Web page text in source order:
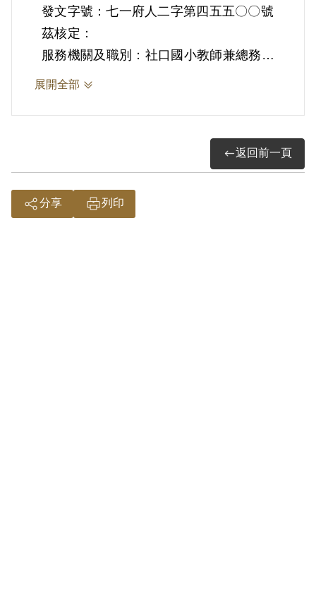
發文字號：七一府人二字第四五五〇〇號
茲核定：
服務機關及職別：社口國小教師兼總務主
任
具體事蹟：（1）辦理改善教室照明18間
(7)1.15.教六字第九六一五七號函
展開全部
返回前一頁
分享 列印